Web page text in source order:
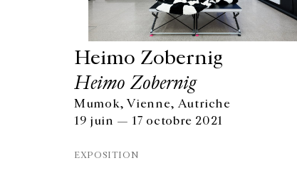
Heimo Zobernig
Heimo Zobernig
Mumok, Vienne, Autriche
19 juin — 17 octobre 2021
EXPOSITION